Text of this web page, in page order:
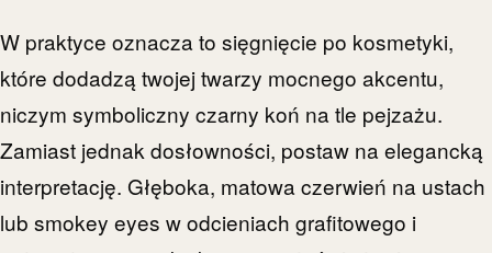
W praktyce oznacza to sięgnięcie po kosmetyki,
które dodadzą twojej twarzy mocnego akcentu,
niczym symboliczny czarny koń na tle pejzażu.
Zamiast jednak dosłowności, postaw na elegancką
interpretację. Głęboka, matowa czerwień na ustach
lub smokey eyes w odcieniach grafitowego i